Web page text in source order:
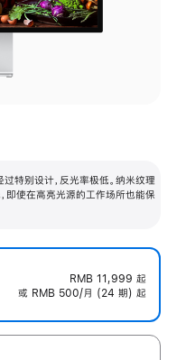
特别设计，反光率极低。纳米纹理
即使在高亮光源的工作场所也能保
RMB 11,999 起
或 RMB 500/月 (24 期) 起